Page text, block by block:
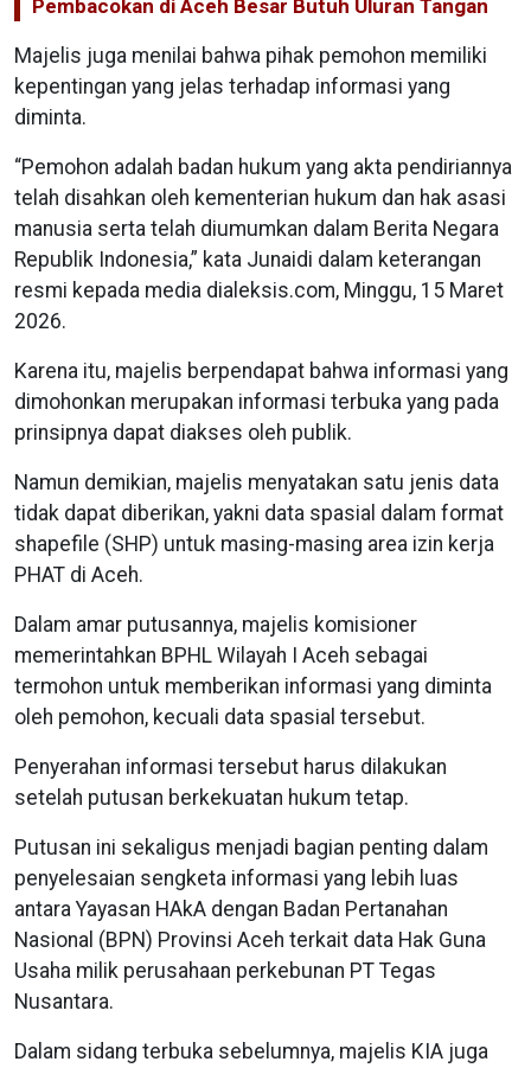
Pembacokan di Aceh Besar Butuh Uluran Tangan
Majelis juga menilai bahwa pihak pemohon memiliki
kepentingan yang jelas terhadap informasi yang
diminta.
“Pemohon adalah badan hukum yang akta pendiriannya
telah disahkan oleh kementerian hukum dan hak asasi
manusia serta telah diumumkan dalam Berita Negara
Republik Indonesia,” kata Junaidi dalam keterangan
resmi kepada media dialeksis.com, Minggu, 15 Maret
2026.
Karena itu, majelis berpendapat bahwa informasi yang
dimohonkan merupakan informasi terbuka yang pada
prinsipnya dapat diakses oleh publik.
Namun demikian, majelis menyatakan satu jenis data
tidak dapat diberikan, yakni data spasial dalam format
shapefile (SHP) untuk masing-masing area izin kerja
PHAT di Aceh.
Dalam amar putusannya, majelis komisioner
memerintahkan BPHL Wilayah I Aceh sebagai
termohon untuk memberikan informasi yang diminta
oleh pemohon, kecuali data spasial tersebut.
Penyerahan informasi tersebut harus dilakukan
setelah putusan berkekuatan hukum tetap.
Putusan ini sekaligus menjadi bagian penting dalam
penyelesaian sengketa informasi yang lebih luas
antara Yayasan HAkA dengan Badan Pertanahan
Nasional (BPN) Provinsi Aceh terkait data Hak Guna
Usaha milik perusahaan perkebunan PT Tegas
Nusantara.
Dalam sidang terbuka sebelumnya, majelis KIA juga